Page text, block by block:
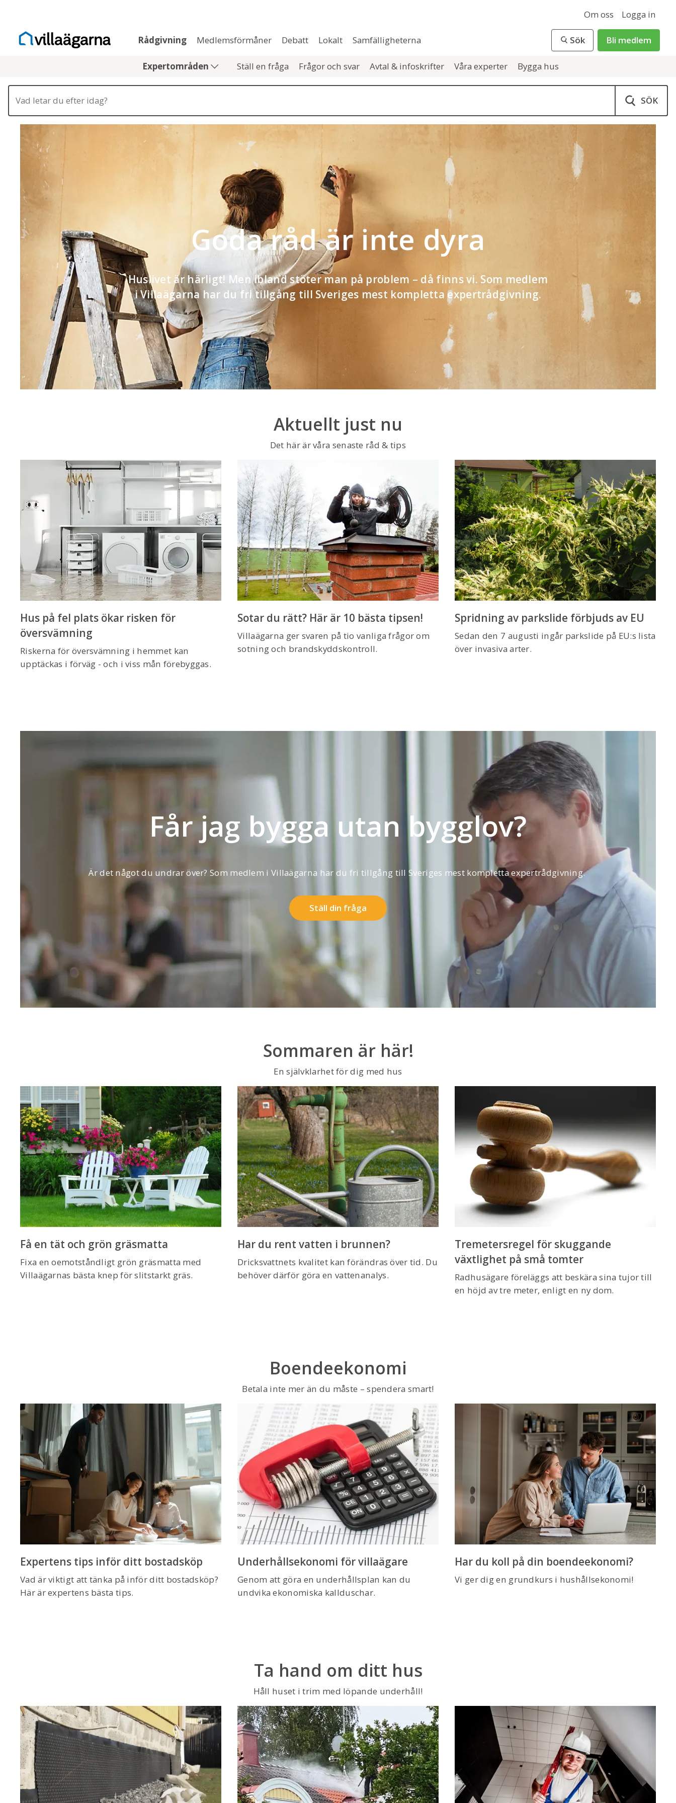
Om oss Logga in
Rådgivning Medlemsförmåner Debatt Lokalt Samfälligheterna Sök Bli medlem
Expertområden Ställ en fråga Frågor och svar Avtal & infoskrifter Våra experter Bygga hus
SÖK
Goda råd är inte dyra
Huslivet är härligt! Men ibland stöter man på problem – då finns vi. Som medlem
i Villaägarna har du fri tillgång till Sveriges mest kompletta expertrådgivning.
Aktuellt just nu
Det här är våra senaste råd & tips
Hus på fel plats ökar risken för
översvämning
Riskerna för översvämning i hemmet kan
upptäckas i förväg - och i viss mån förebyggas.
Sotar du rätt? Här är 10 bästa tipsen!
Villaägarna ger svaren på tio vanliga frågor om
sotning och brandskyddskontroll.
Spridning av parkslide förbjuds av EU
Sedan den 7 augusti ingår parkslide på EU:s lista
över invasiva arter.
Får jag bygga utan bygglov?
Är det något du undrar över? Som medlem i Villaägarna har du fri tillgång till Sveriges mest kompletta expertrådgivning.
Ställ din fråga
Sommaren är här!
En självklarhet för dig med hus
Få en tät och grön gräsmatta
Fixa en oemotståndligt grön gräsmatta med
Villaägarnas bästa knep för slitstarkt gräs.
Har du rent vatten i brunnen?
Dricksvattnets kvalitet kan förändras över tid. Du
behöver därför göra en vattenanalys.
Tremetersregel för skuggande
växtlighet på små tomter
Radhusägare föreläggs att beskära sina tujor till
en höjd av tre meter, enligt en ny dom.
Boendeekonomi
Betala inte mer än du måste – spendera smart!
Expertens tips inför ditt bostadsköp
Vad är viktigt att tänka på inför ditt bostadsköp?
Här är expertens bästa tips.
Underhållsekonomi för villaägare
Genom att göra en underhållsplan kan du
undvika ekonomiska kallduschar.
Har du koll på din boendeekonomi?
Vi ger dig en grundkurs i hushållsekonomi!
Ta hand om ditt hus
Håll huset i trim med löpande underhåll!